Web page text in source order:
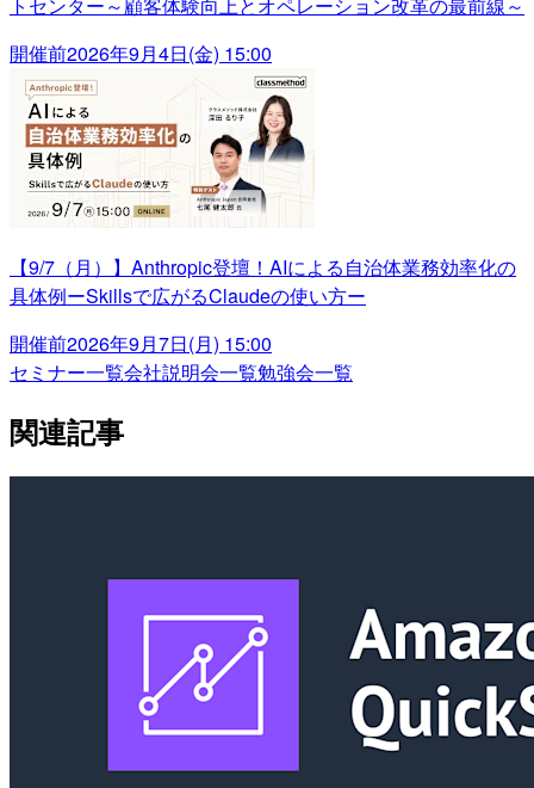
トセンター～顧客体験向上とオペレーション改革の最前線～
開催前2026年9月4日(金) 15:00
【9/7（月）】Anthropic登壇！AIによる自治体業務効率化の
具体例ーSkillsで広がるClaudeの使い方ー
開催前2026年9月7日(月) 15:00
セミナー一覧会社説明会一覧勉強会一覧
関連記事